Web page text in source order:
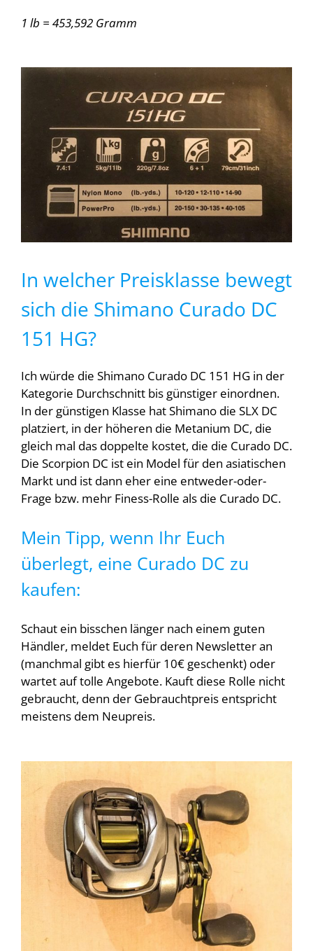
1 lb = 453,592 Gramm
In welcher Preisklasse bewegt
sich die Shimano Curado DC
151 HG?
Ich würde die Shimano Curado DC 151 HG in der
Kategorie Durchschnitt bis günstiger einordnen.
In der günstigen Klasse hat Shimano die SLX DC
platziert, in der höheren die Metanium DC, die
gleich mal das doppelte kostet, die die Curado DC.
Die Scorpion DC ist ein Model für den asiatischen
Markt und ist dann eher eine entweder-oder-
Frage bzw. mehr Finess-Rolle als die Curado DC.
Mein Tipp, wenn Ihr Euch
überlegt, eine Curado DC zu
kaufen:
Schaut ein bisschen länger nach einem guten
Händler, meldet Euch für deren Newsletter an
(manchmal gibt es hierfür 10€ geschenkt) oder
wartet auf tolle Angebote. Kauft diese Rolle nicht
gebraucht, denn der Gebrauchtpreis entspricht
meistens dem Neupreis.